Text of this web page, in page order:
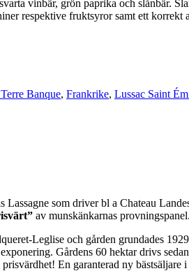
vinbär, grön paprika och slånbär.
respektive fruktsyror samt ett korrekt
Banque, Frankrike, Lussac Saint
som driver bl a Chateau
av munskänkarnas provningspanel.
Leglise och gården grundades
Gårdens 60 hektar drivs
En garanterad ny bästsäljare i